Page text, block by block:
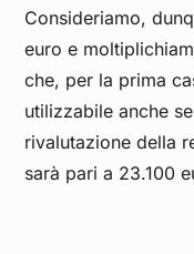
Consideriamo,
euro e
che, per la prima
utilizzabile anche
rivalutazione della
sarà pari a 23.100